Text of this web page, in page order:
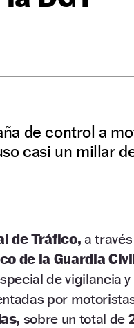
de control a
casi un millar
de Tráfico, a
de la Guardia
de vigilancia
por
sobre un total de